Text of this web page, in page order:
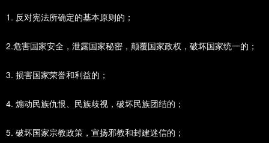
1. 反对宪法所确定的基本原则的；
2.危害国家安全，泄露国家秘密，颠覆国家政权，破坏国家统一的；
3. 损害国家荣誉和利益的；
4. 煽动民族仇恨、民族歧视，破坏民族团结的；
5. 破坏国家宗教政策，宣扬邪教和封建迷信的；